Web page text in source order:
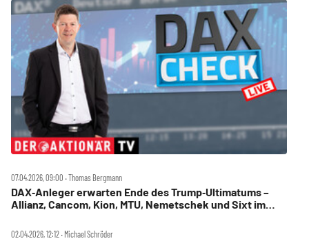
07.04.2026, 09:00 ‧ Thomas Bergmann
DAX‑Anleger erwarten Ende des Trump‑Ultimatums –
Allianz, Cancom, Kion, MTU, Nemetschek und Sixt im
02.04.2026, 12:12 ‧ Michael Schröder